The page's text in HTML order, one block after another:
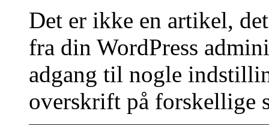
Det er ikke en artikel,
fra din WordPress
adgang til nogle
overskrift på forskellige